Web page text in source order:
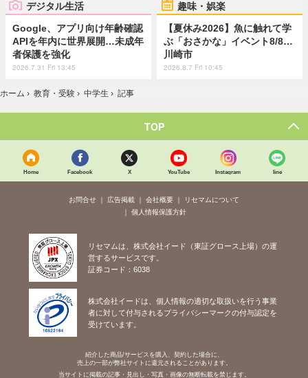
デジタル生活
Google、アプリ向け年齢確認
APIを年内に世界展開…未成年
者保護を強化
2026.7.31 Fri 13:45
趣味・娯楽
【夏休み2026】魚に触れて学
ぶ「おさかな」イベント8/8…
川崎市
2026.8.7 Fri 10:45
ホーム › 教育・受験 › 中学生 › 記事
TOP
Home Facebook X YouTube Instagram line
お問合せ 広告掲載 会社概要
リセマムについて
個人情報保護方針
リセマムは、株式会社イード（東証グロース上場）の運
営するサービスです。
証券コード：6038
株式会社イードは、個人情報の適切な取扱いを行う事業
者に対して付与されるプライバシーマークの付与認定を
受けています。
紹介した商品/サービスを購入、契約した場合に、
売上の一部が弊社サイトに還元されることがあります。
当サイトに掲載の記事・見出し・写真・画像の無断転載を禁じます。